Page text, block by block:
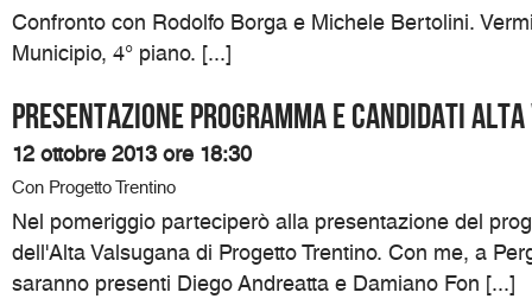
Confronto con Rodolfo Borga e Michele Bertolini.
Municipio, 4° piano. [...]
Presentazione programma e candidati Alta
12 ottobre 2013 ore 18:30
Con Progetto Trentino
Nel pomeriggio parteciperò alla presentazione del
dell'Alta Valsugana di Progetto Trentino. Con me, a
saranno presenti Diego Andreatta e Damiano Fon [...]